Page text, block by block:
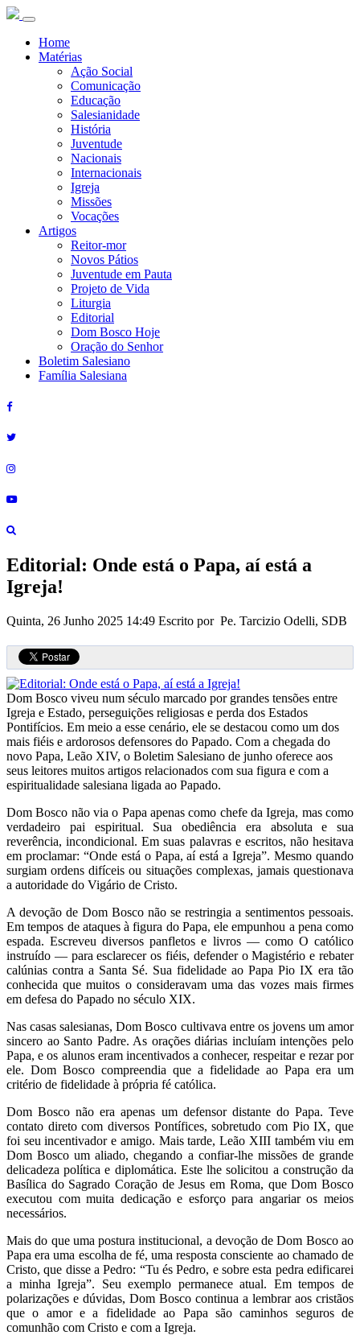
Home
Matérias
Ação Social
Comunicação
Educação
Salesianidade
História
Juventude
Nacionais
Internacionais
Igreja
Missões
Vocações
Artigos
Reitor-mor
Novos Pátios
Juventude em Pauta
Projeto de Vida
Liturgia
Editorial
Dom Bosco Hoje
Oração do Senhor
Boletim Salesiano
Família Salesiana
Editorial: Onde está o Papa, aí está a
Igreja!
Quinta, 26 Junho 2025 14:49 Escrito por Pe. Tarcizio Odelli, SDB
Dom Bosco viveu num século marcado por grandes tensões entre
Igreja e Estado, perseguições religiosas e perda dos Estados
Pontifícios. Em meio a esse cenário, ele se destacou como um dos
mais fiéis e ardorosos defensores do Papado. Com a chegada do
novo Papa, Leão XIV, o Boletim Salesiano de junho oferece aos
seus leitores muitos artigos relacionados com sua figura e com a
espiritualidade salesiana ligada ao Papado.
Dom Bosco não via o Papa apenas como chefe da Igreja, mas como
verdadeiro pai espiritual. Sua obediência era absoluta e sua
reverência, incondicional. Em suas palavras e escritos, não hesitava
em proclamar: “Onde está o Papa, aí está a Igreja”. Mesmo quando
surgiam ordens difíceis ou situações complexas, jamais questionava
a autoridade do Vigário de Cristo.
A devoção de Dom Bosco não se restringia a sentimentos pessoais.
Em tempos de ataques à figura do Papa, ele empunhou a pena como
espada. Escreveu diversos panfletos e livros — como O católico
instruído — para esclarecer os fiéis, defender o Magistério e rebater
calúnias contra a Santa Sé. Sua fidelidade ao Papa Pio IX era tão
conhecida que muitos o consideravam uma das vozes mais firmes
em defesa do Papado no século XIX.
Nas casas salesianas, Dom Bosco cultivava entre os jovens um amor
sincero ao Santo Padre. As orações diárias incluíam intenções pelo
Papa, e os alunos eram incentivados a conhecer, respeitar e rezar por
ele. Dom Bosco compreendia que a fidelidade ao Papa era um
critério de fidelidade à própria fé católica.
Dom Bosco não era apenas um defensor distante do Papa. Teve
contato direto com diversos Pontífices, sobretudo com Pio IX, que
foi seu incentivador e amigo. Mais tarde, Leão XIII também viu em
Dom Bosco um aliado, chegando a confiar-lhe missões de grande
delicadeza política e diplomática. Este lhe solicitou a construção da
Basílica do Sagrado Coração de Jesus em Roma, que Dom Bosco
executou com muita dedicação e esforço para angariar os meios
necessários.
Mais do que uma postura institucional, a devoção de Dom Bosco ao
Papa era uma escolha de fé, uma resposta consciente ao chamado de
Cristo, que disse a Pedro: “Tu és Pedro, e sobre esta pedra edificarei
a minha Igreja”. Seu exemplo permanece atual. Em tempos de
polarizações e dúvidas, Dom Bosco continua a lembrar aos cristãos
que o amor e a fidelidade ao Papa são caminhos seguros de
comunhão com Cristo e com a Igreja.